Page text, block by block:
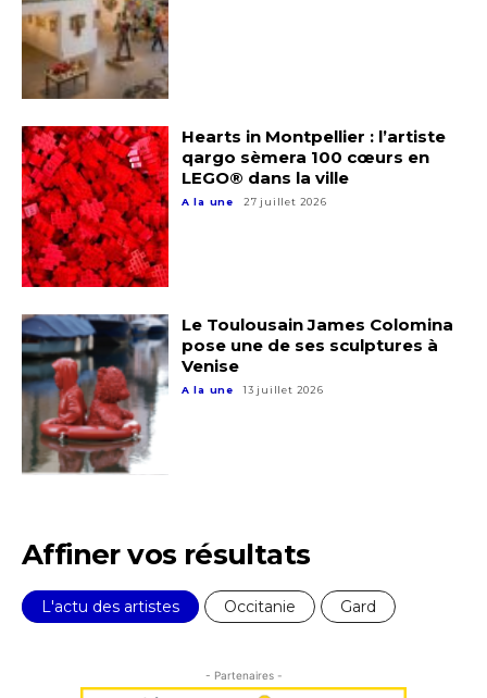
* Champ obligatoire
Prénom
Statut / Organisation
J'accepte lestermes et conditions
* Champ obligatoire
Hearts in Montpellier : l’artiste
qargo sèmera 100 cœurs en
LEGO® dans la ville
A la une 27 juillet 2026
Le Toulousain James Colomina
pose une de ses sculptures à
Venise
A la une 13 juillet 2026
Affiner vos résultats
L'actu des artistes Occitanie Gard
- Partenaires -